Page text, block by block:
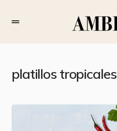
platillos tropicales